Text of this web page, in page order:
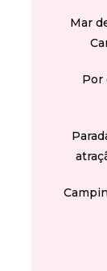
Mar
Por